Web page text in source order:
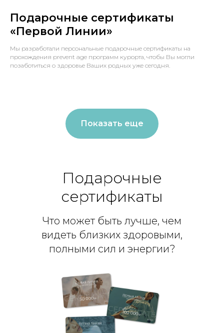
Подарочные сертификаты
«Первой Линии»
Мы разработали персональные подарочные сертификаты на
прохождения prevent age программ курорта, чтобы Вы могли
позаботиться о здоровье Ваших родных уже сегодня.
Показать еще
Что может быть лучше, чем
видеть близких здоровыми,
полными сил и энергии?
Подарочные
сертификаты